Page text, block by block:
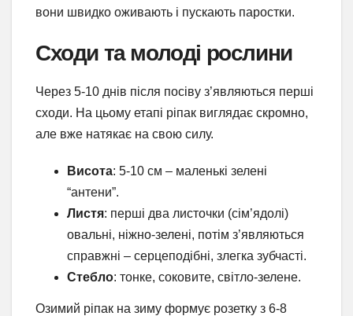
вони швидко оживають і пускають паростки.
Сходи та молоді рослини
Через 5-10 днів після посіву з’являються перші
сходи. На цьому етапі ріпак виглядає скромно,
але вже натякає на свою силу.
Висота: 5-10 см – маленькі зелені
“антени”.
Листя: перші два листочки (сім’ядолі)
овальні, ніжно-зелені, потім з’являються
справжні – серцеподібні, злегка зубчасті.
Стебло: тонке, соковите, світло-зелене.
Озимий ріпак на зиму формує розетку з 6-8